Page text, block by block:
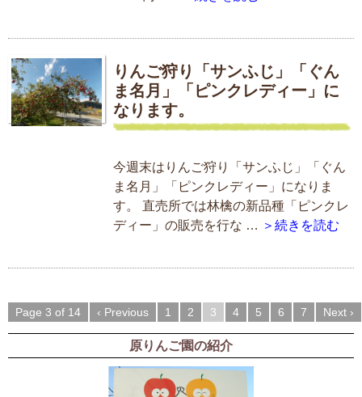
りんご狩り「サンふじ」「ぐん
ま名月」「ピンクレディー」に
なります。
今週末はりんご狩り「サンふじ」「ぐん
ま名月」「ピンクレディー」になりま
す。 直売所では林檎の新品種「ピンクレ
ディー」の販売を行な … ＞続きを読む
Page 3 of 14 ‹ Previous 1 2 3 4 5 6 7 Next ›
原りんご園の紹介